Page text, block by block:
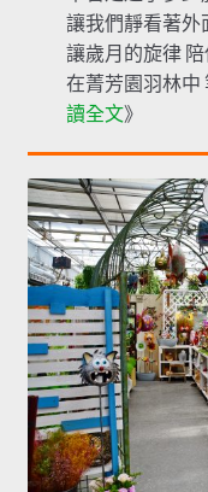
讓我們靜看著外
讓歲月的旋律
在菁芳園羽林
讀全文》